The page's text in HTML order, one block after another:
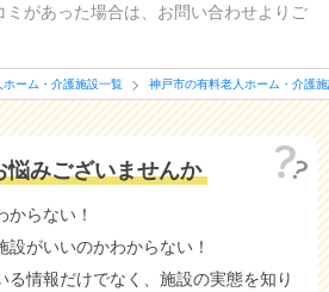
があった場合は、お問い合わせよりご
ーム・介護施設一覧 神戸市の有料老人ホーム・介護
悩みございませんか
らない！
がいいのかわからない！
る情報だけでなく、施設の実態を知り